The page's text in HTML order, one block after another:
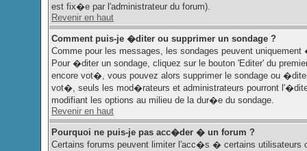
est fix�e par l'administrateur du forum).
Revenir en haut
Comment puis-je �diter ou supprimer un sondage ?
Comme pour les messages, les sondages peuvent
Pour �diter un sondage, cliquez sur le bouton 'Editer' du
encore vot�, vous pouvez alors supprimer le sondage ou
vot�, seuls les mod�rateurs et administrateurs pourront
modifiant les options au milieu de la dur�e du sondage.
Revenir en haut
Pourquoi ne puis-je pas acc�der � un forum ?
Certains forums peuvent limiter l'acc�s � certains utilisateurs